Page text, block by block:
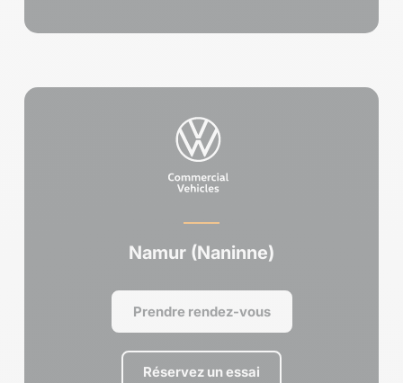
Namur (Naninne)
Réservez un essai
Prendre rendez-vous